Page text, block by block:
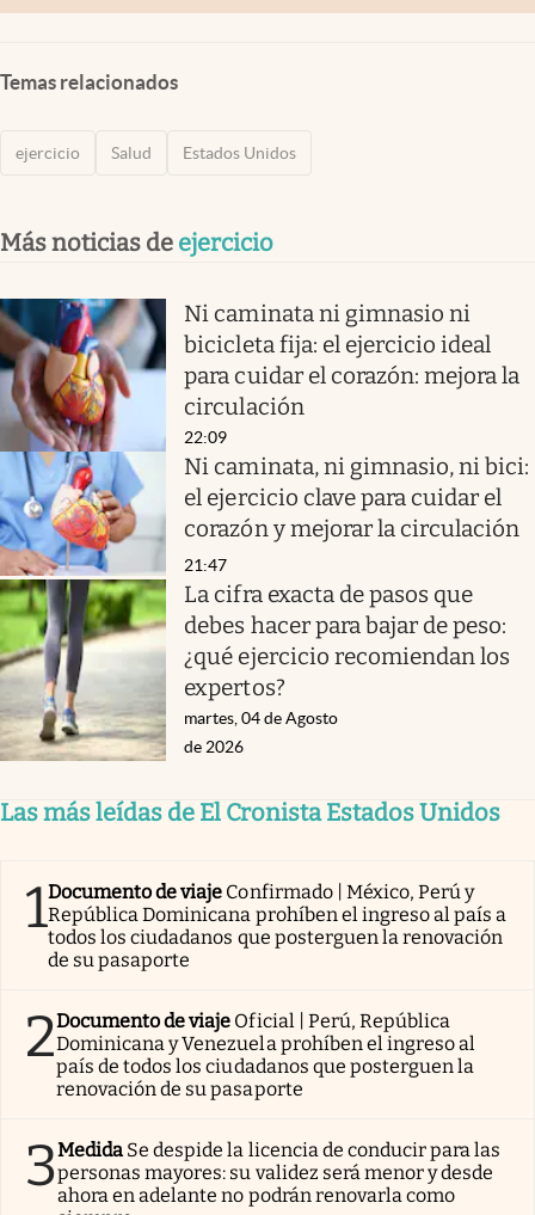
Temas relacionados
ejercicio Salud Estados Unidos
Más noticias de ejercicio
Ni caminata ni gimnasio ni
bicicleta fija: el ejercicio ideal
para cuidar el corazón: mejora la
circulación
22:09
Ni caminata, ni gimnasio, ni bici:
el ejercicio clave para cuidar el
corazón y mejorar la circulación
21:47
La cifra exacta de pasos que
debes hacer para bajar de peso:
¿qué ejercicio recomiendan los
expertos?
martes, 04 de Agosto
de 2026
Las más leídas de El Cronista Estados Unidos
1Documento de viaje Confirmado | México, Perú y
República Dominicana prohíben el ingreso al país a
todos los ciudadanos que posterguen la renovación
de su pasaporte
2Documento de viaje Oficial | Perú, República
Dominicana y Venezuela prohíben el ingreso al
país de todos los ciudadanos que posterguen la
renovación de su pasaporte
3Medida Se despide la licencia de conducir para las
personas mayores: su validez será menor y desde
ahora en adelante no podrán renovarla como